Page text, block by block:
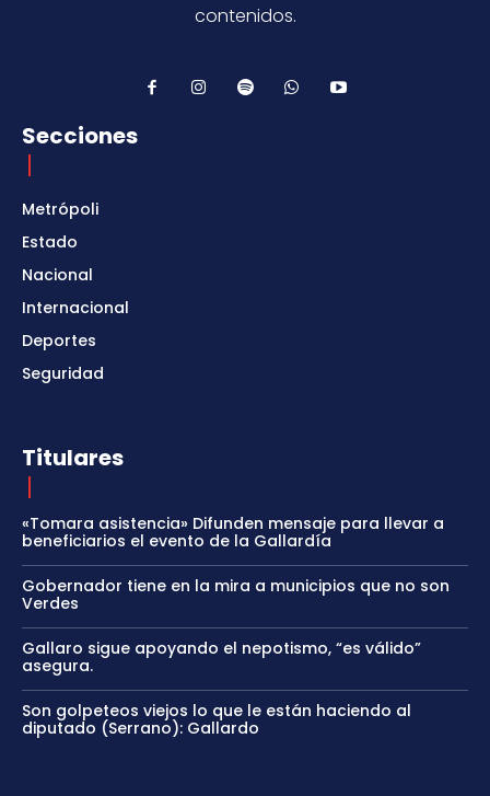
contenidos.
Secciones
Metrópoli
Estado
Nacional
Internacional
Deportes
Seguridad
Titulares
«Tomara asistencia» Difunden mensaje para llevar a
beneficiarios el evento de la Gallardía
Gobernador tiene en la mira a municipios que no son
Verdes
Gallaro sigue apoyando el nepotismo, “es válido”
asegura.
Son golpeteos viejos lo que le están haciendo al
diputado (Serrano): Gallardo